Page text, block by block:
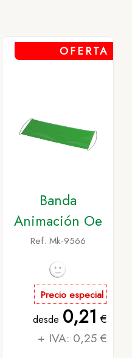
OFERTA
Banda
Animación Oe
Ref. Mk-9566
Precio especial
desde 0,21 €
+ IVA: 0,25 €